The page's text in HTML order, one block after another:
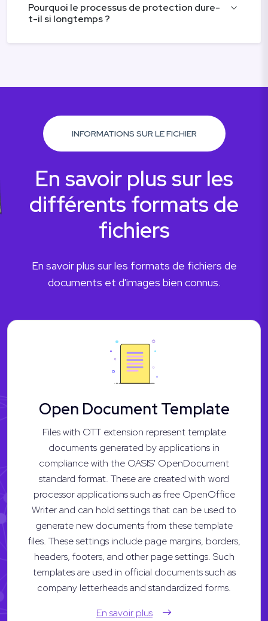
Pourquoi le processus de protection dure-
t-il si longtemps ?
INFORMATIONS SUR LE FICHIER
En savoir plus sur les
différents formats de
fichiers
En savoir plus sur les formats de fichiers de
documents et d'images bien connus.
Open Document Template
Files with OTT extension represent template
documents generated by applications in
compliance with the OASIS' OpenDocument
standard format. These are created with word
processor applications such as free OpenOffice
Writer and can hold settings that can be used to
generate new documents from these template
files. These settings include page margins, borders,
headers, footers, and other page settings. Such
templates are used in official documents such as
company letterheads and standardized forms.
En savoir plus